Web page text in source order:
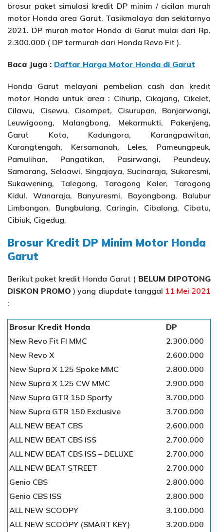
brosur paket simulasi kredit DP minim / cicilan murah
motor Honda area Garut, Tasikmalaya dan sekitarnya
2021. DP murah motor Honda di Garut mulai dari Rp.
2.300.000 ( DP termurah dari Honda Revo Fit ).
Baca Juga : Daftar Harga Motor Honda di Garut
Honda Garut melayani pembelian cash dan kredit
motor Honda untuk area : Cihurip, Cikajang, Cikelet,
Cilawu, Cisewu, Cisompet, Cisurupan, Banjarwangi,
Leuwigoong, Malangbong, Mekarmukti, Pakenjeng,
Garut Kota, Kadungora, Karangpawitan,
Karangtengah, Kersamanah, Leles, Pameungpeuk,
Pamulihan, Pangatikan, Pasirwangi, Peundeuy,
Samarang, Selaawi, Singajaya, Sucinaraja, Sukaresmi,
Sukawening, Talegong, Tarogong Kaler, Tarogong
Kidul, Wanaraja, Banyuresmi, Bayongbong, Balubur
Limbangan, Bungbulang, Caringin, Cibalong, Cibatu,
Cibiuk, Cigedug.
Brosur Kredit DP Minim Motor Honda
Garut
Berikut paket kredit Honda Garut ( BELUM DIPOTONG
DISKON PROMO ) yang diupdate tanggal 11 Mei 2021
:
Brosur Kredit Honda
DP
New Revo Fit FI MMC
2.300.000
New Revo X
2.600.000
New Supra X 125 Spoke MMC
2.800.000
New Supra X 125 CW MMC
2.900.000
New Supra GTR 150 Sporty
3.700.000
New Supra GTR 150 Exclusive
3.700.000
ALL NEW BEAT CBS
2.600.000
ALL NEW BEAT CBS ISS
2.700.000
ALL NEW BEAT CBS ISS – DELUXE
2.700.000
ALL NEW BEAT STREET
2.700.000
Genio CBS
2.800.000
Genio CBS ISS
2.800.000
ALL NEW SCOOPY
3.100.000
ALL NEW SCOOPY (SMART KEY)
3.200.000